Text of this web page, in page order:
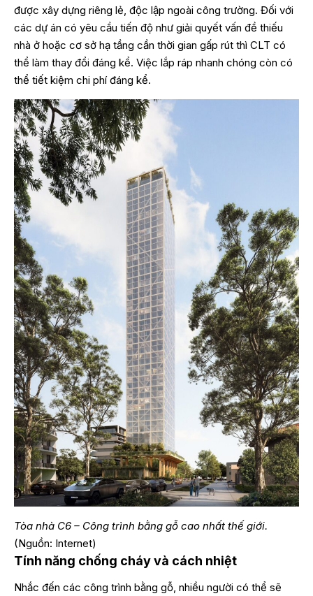
được xây dựng riêng lẻ, độc lập ngoài công trường. Đối với
các dự án có yêu cầu tiến độ như giải quyết vấn đề thiếu
nhà ở hoặc cơ sở hạ tầng cần thời gian gấp rút thì CLT có
thể làm thay đổi đáng kể. Việc lắp ráp nhanh chóng còn có
thể tiết kiệm chi phí đáng kể.
Tòa nhà C6 – Công trình bằng gỗ cao nhất thế giới.
(Nguồn: Internet)
Tính năng chống cháy và cách nhiệt
Nhắc đến các công trình bằng gỗ, nhiều người có thể sẽ